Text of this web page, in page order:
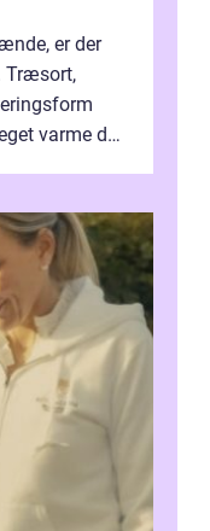
er der
Træsort,
varme du